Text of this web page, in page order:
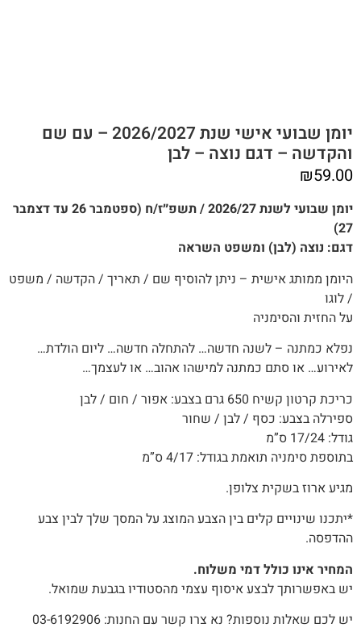
יומן שבועי אישי שנת 2026/2027 – עם שם
והקדשה – דגם נוצה – לבן
₪59.00
יומן שבועי לשנת 2026/27 / תשפ״ז/ח (ספטמבר 26 עד דצמבר
27)
דגם: נוצה (לבן) ומשפט השראה
היומן ממותג אישית – ניתן להוסיף שם / תאריך / הקדשה / משפט
/ לוגו
על החזית והסימניה
נפלא כמתנה – לשנה חדשה… להתחלה חדשה… ליום הולדת…
לאירוע… או סתם כמתנה למישהו אהוב… או לעצמך…
כריכת קרטון קשיח 650 גרם בצבע: אפור / חום / לבן
ספירלה בצבע: כסף / לבן / שחור
גודל: 17/24 ס”מ
בתוספת סימניה תואמת בגודל: 4/17 ס”מ
מגיע ארוז בשקית צלופן.
*יתכנו שינויים קלים בין הצבע המוצג על המסך שלך לבין צבע
ההדפסה.
המחיר אינו כולל דמי משלוח.
יש באפשרותך לבצע איסוף עצמי מהסטודיו בגבעת שמואל.
יש לכם שאלות נוספות? נא צרו קשר עם החנות: 03-6192906